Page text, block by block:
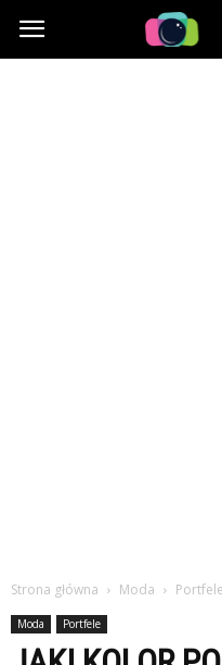
Lafoto.pl
Strona główna Moda Portfele
Moda Portfele